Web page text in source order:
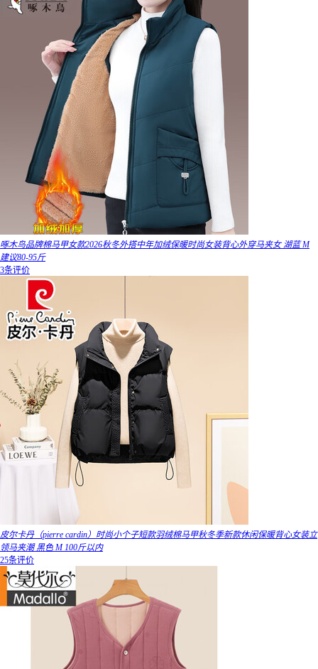
啄木鸟品牌棉马甲女款2026秋冬外搭中年加绒保暖时尚女装背心外穿马夹女 湖蓝 M
建议80-95斤
3条评价
皮尔卡丹（pierre cardin）时尚小个子短款羽绒棉马甲秋冬季新款休闲保暖背心女装立
领马夹潮 黑色 M 100斤以内
25条评价